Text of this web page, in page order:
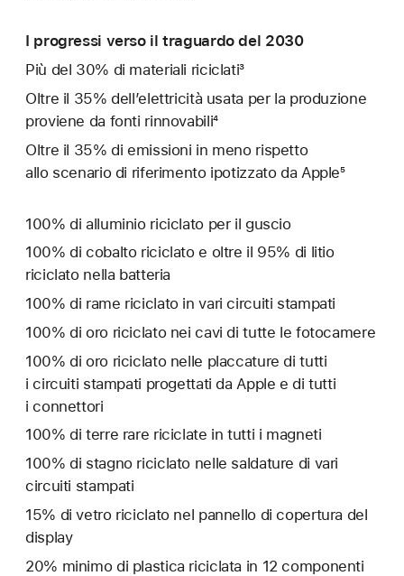
I progressi verso il traguardo del 2030
Più del 30% di materiali riciclati³
Oltre il 35% dell’elettricità usata per la produzione
proviene da fonti rinnovabili⁴
Oltre il 35% di emissioni in meno rispetto
allo scenario di riferimento ipotizzato da Apple⁵
100% di alluminio riciclato per il guscio
100% di cobalto riciclato e oltre il 95% di litio
riciclato nella batteria
100% di rame riciclato in vari circuiti stampati
100% di oro riciclato nei cavi di tutte le fotocamere
100% di oro riciclato nelle placcature di tutti
i circuiti stampati progettati da Apple e di tutti
i connettori
100% di terre rare riciclate in tutti i magneti
100% di stagno riciclato nelle saldature di vari
circuiti stampati
15% di vetro riciclato nel pannello di copertura del
display
20% minimo di plastica riciclata in 12 componenti